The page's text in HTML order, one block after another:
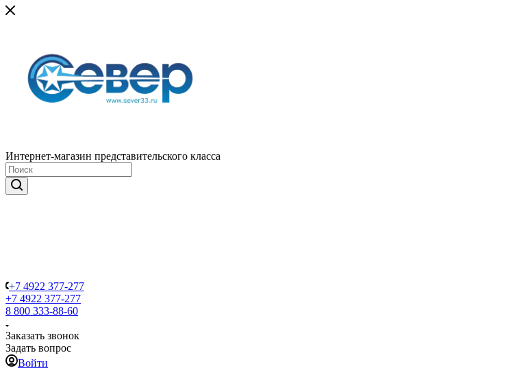
Интернет-магазин представительского класса
+7 4922 377-277
+7 4922 377-277
8 800 333-88-60
Заказать звонок
Задать вопрос
Войти